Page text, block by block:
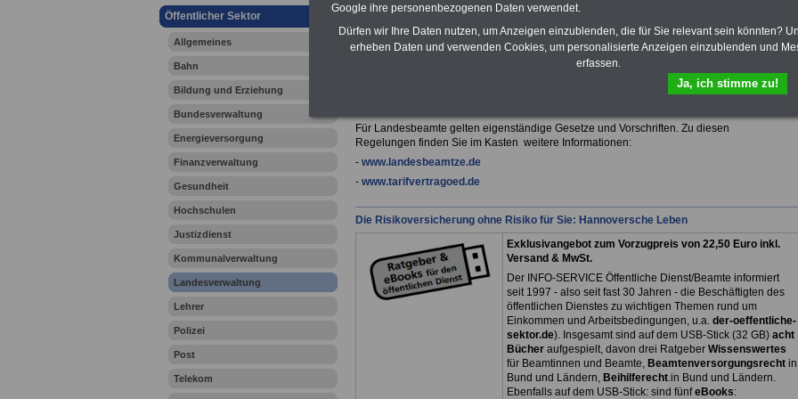
Öffentlicher Sektor
Allgemeines
Bahn
Bildung und Erziehung
Bundesverwaltung
Energieversorgung
Finanzverwaltung
Gesundheit
Hochschulen
Justizdienst
Kommunalverwaltung
Landesverwaltung
Lehrer
Polizei
Post
Telekom
Ihr Berufsunfähigkeitsschutz - Für den Fall der Fälle: Hannoversche Leben
Landesverwaltung: Beamtenrechtliche Regelungen und
Für Landesbeamte gelten eigenständige Gesetze und Vorschriften. Zu diesen
Regelungen finden Sie im Kasten weitere Informationen:
- www.landesbeamtze.de
- www.tarifvertragoed.de
Die Risikoversicherung ohne Risiko für Sie: Hannoversche Leben
Exklusivangebot zum Vorzugpreis von 22,50 Euro inkl.
Versand & MwSt.
Der INFO-SERVICE Öffentliche Dienst/Beamte informiert
seit 1997 - also seit fast 30 Jahren - die Beschäftigten des
öffentlichen Dienstes zu wichtigen Themen rund um
Einkommen und Arbeitsbedingungen, u.a. der-oeffentliche-
sektor.de). Insgesamt sind auf dem USB-Stick (32 GB) acht
Bücher aufgespielt, davon drei Ratgeber Wissenswertes
für Beamtinnen und Beamte, Beamtenversorgungsrechtin
Bund und Ländern, Beihilferecht.in Bund und Ländern.
Ebenfalls auf dem USB-Stick: sind fünfeBooks:
Google ihre personenbezogenen Daten verwendet.
Dürfen wir Ihre Daten nutzen, um Anzeigen einzublenden, die für Sie relevant sein könnten?
erheben Daten und verwenden Cookies, um personalisierte Anzeigen einzublenden und
erfassen.
Ja, ich stimme zu!